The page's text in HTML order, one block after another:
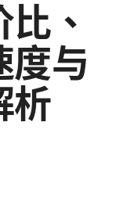
、
度与
析